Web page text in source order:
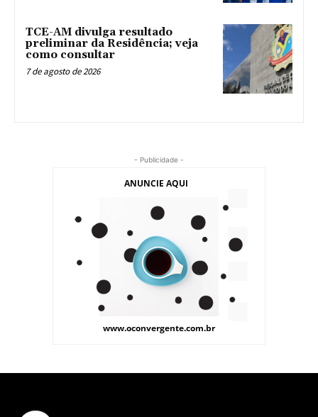
TCE-AM divulga resultado
preliminar da Residência; veja
como consultar
7 de agosto de 2026
- Publicidade -